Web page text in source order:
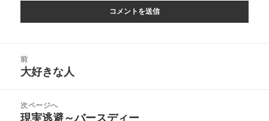
前
前
投
稿:
大好きな人
次ページへ
次
現実逃避～バースディー